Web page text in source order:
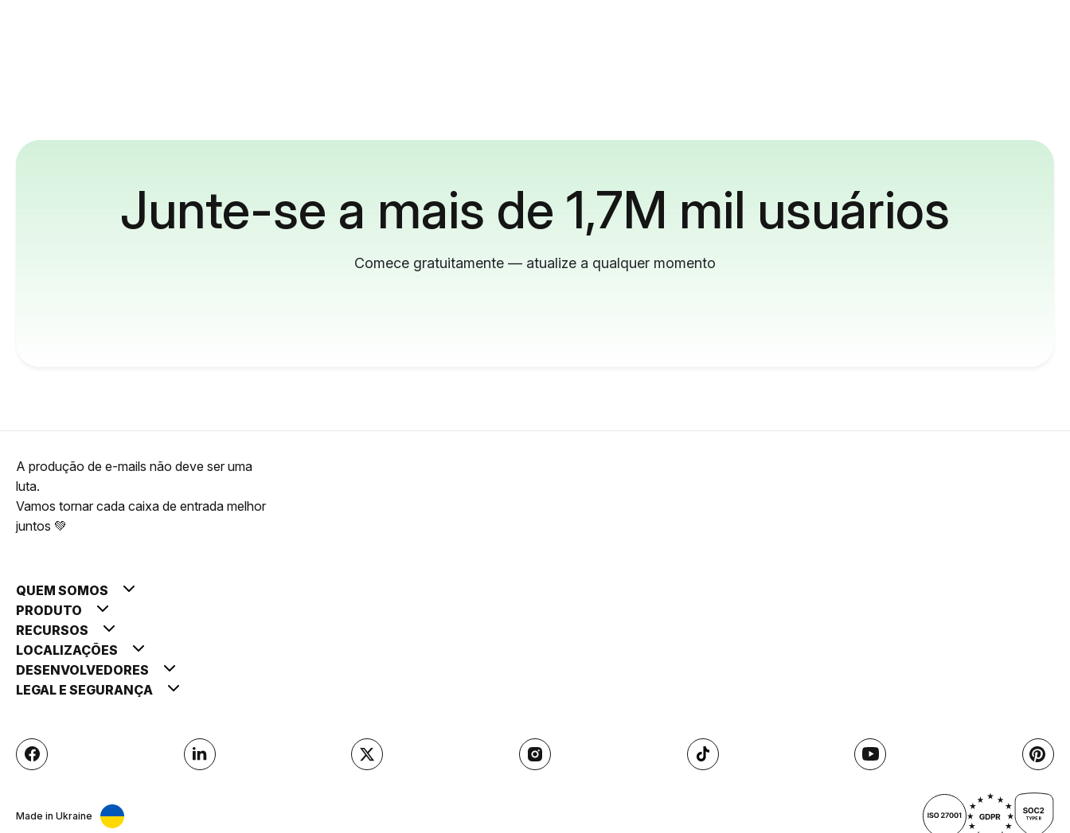
Junte-se a mais de 1,7M mil usuários
Comece gratuitamente — atualize a qualquer momento
A produção de e-mails não deve ser uma
luta.
Vamos tornar cada caixa de entrada melhor
juntos 💚
QUEM SOMOS
PRODUTO
RECURSOS
LOCALIZAÇÕES
DESENVOLVEDORES
LEGAL E SEGURANÇA
Made in Ukraine